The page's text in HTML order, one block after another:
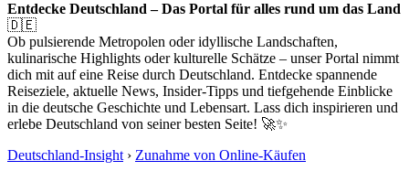
Entdecke Deutschland – Das Portal für alles rund um das Land
🇩🇪
Ob pulsierende Metropolen oder idyllische Landschaften,
kulinarische Highlights oder kulturelle Schätze – unser Portal nimmt
dich mit auf eine Reise durch Deutschland. Entdecke spannende
Reiseziele, aktuelle News, Insider-Tipps und tiefgehende Einblicke
in die deutsche Geschichte und Lebensart. Lass dich inspirieren und
erlebe Deutschland von seiner besten Seite! 🚀✨
Deutschland-Insight › Zunahme von Online-Käufen